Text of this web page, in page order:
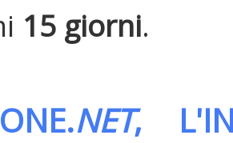
15 giorni.
NET,